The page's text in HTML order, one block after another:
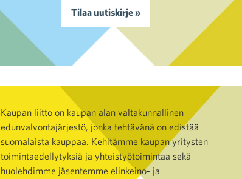
Tilaa uutiskirje »
Kaupan liitto on kaupan alan valtakunnallinen
edunvalvontajärjestö, jonka tehtävänä on edistää
suomalaista kauppaa. Kehitämme kaupan yritysten
toimintaedellytyksiä ja yhteistyötoimintaa sekä
huolehdimme jäsentemme elinkeino- ja